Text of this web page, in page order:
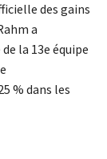
des gains
a
la 13e équipe
% dans les